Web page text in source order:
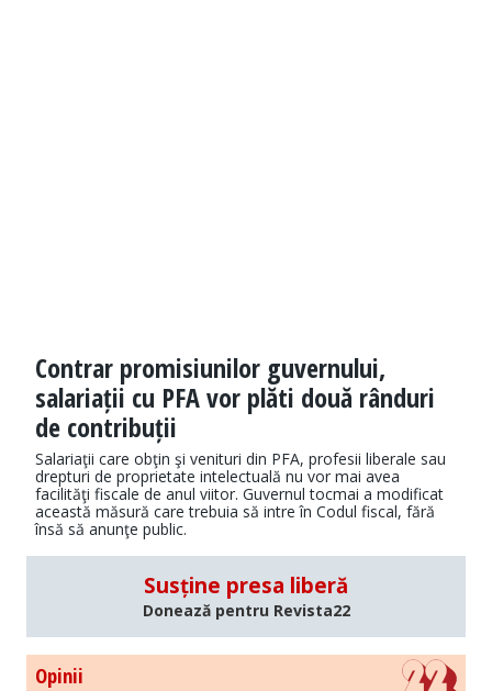
Contrar promisiunilor guvernului,
salariații cu PFA vor plăti două rânduri
de contribuții
Salariaţii care obţin şi venituri din PFA, profesii liberale sau
drepturi de proprietate intelectuală nu vor mai avea
facilităţi fiscale de anul viitor. Guvernul tocmai a modificat
această măsură care trebuia să intre în Codul fiscal, fără
însă să anunţe public.
Susține presa liberă
Donează pentru Revista22
Opinii